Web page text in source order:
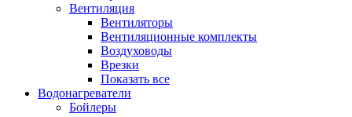
Вентиляция
Вентиляторы
Вентиляционные комплекты
Воздуховоды
Врезки
Показать все
Водонагреватели
Бойлеры